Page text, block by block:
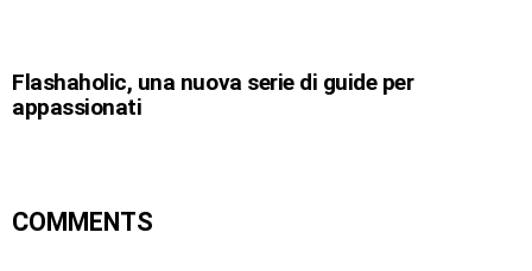
Flashaholic, una nuova serie di guide per
appassionati
COMMENTS